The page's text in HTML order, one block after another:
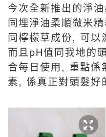
今次全新推出的淨
同埋淨油柔順微米
同檸檬草成份, 可以
而且pH值同我地的
合每日使用, 重點係
素, 係真正對頭髮好